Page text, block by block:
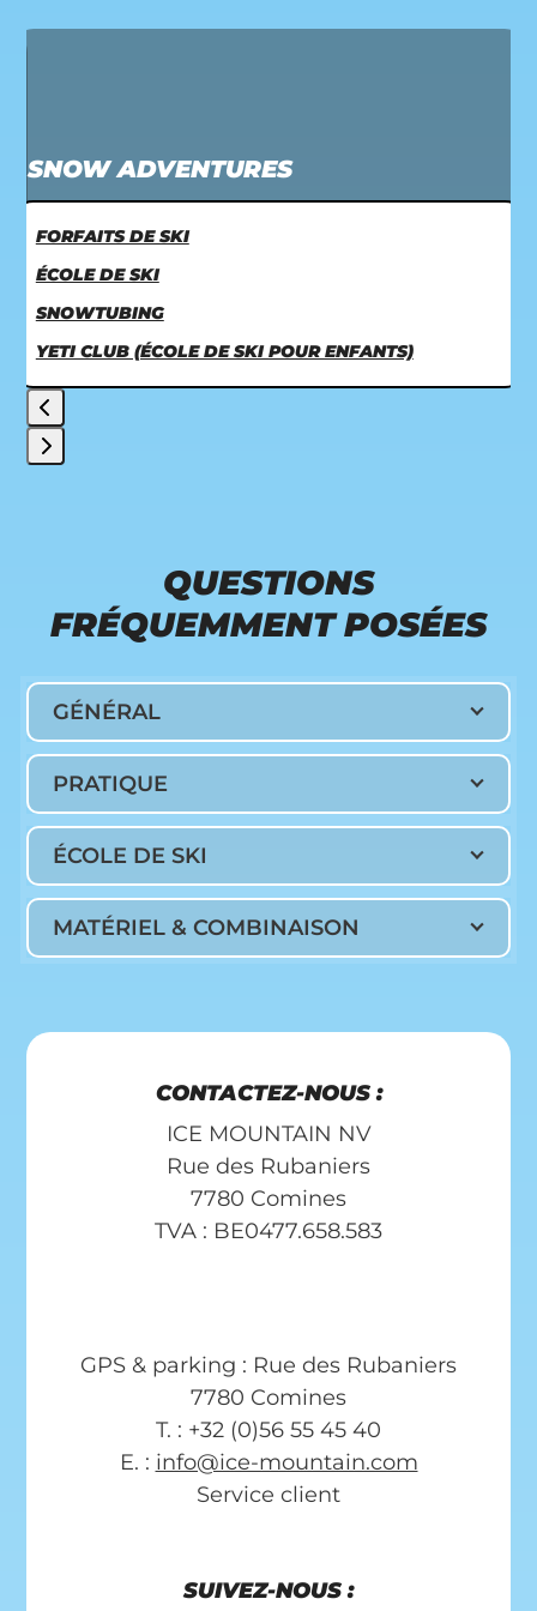
Use
right
arrow
keys
to
access
carousel
navigation
buttons
SNOW ADVENTURES
FORFAITS DE SKI
ÉCOLE DE SKI
SNOWTUBING
YETI CLUB (ÉCOLE DE SKI POUR ENFANTS)
the
slide
QUESTIONS
FRÉQUEMMENT POSÉES
GÉNÉRAL
PRATIQUE
ÉCOLE DE SKI
MATÉRIEL & COMBINAISON
CONTACTEZ-NOUS :
ICE MOUNTAIN NV
Rue des Rubaniers
7780 Comines
TVA : BE0477.658.583
GPS & parking : Rue des Rubaniers
7780 Comines
T. : +32 (0)56 55 45 40
E. : info@ice-mountain.com
Service client
SUIVEZ-NOUS :